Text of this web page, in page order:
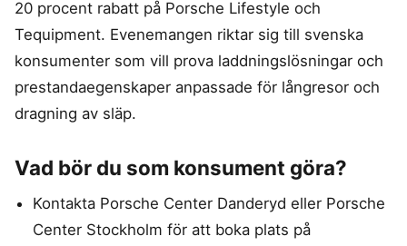
20 procent rabatt på Porsche Lifestyle och
Tequipment. Evenemangen riktar sig till svenska
konsumenter som vill prova laddningslösningar och
prestandaegenskaper anpassade för långresor och
dragning av släp.
Vad bör du som konsument göra?
Kontakta Porsche Center Danderyd eller Porsche
Center Stockholm för att boka plats på